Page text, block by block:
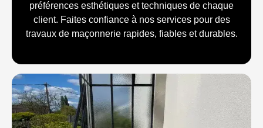
préférences esthétiques et techniques de chaque
client. Faites confiance à nos services pour des
travaux de maçonnerie rapides, fiables et durables.